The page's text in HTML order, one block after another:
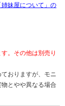
姉妹屋について」の
。その他は別売り
おりますが、モニ
とやや異なる場合